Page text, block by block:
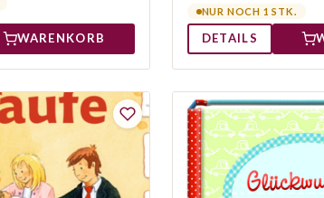
WARENKORB
NUR NOCH 1 STK.
DETAILS